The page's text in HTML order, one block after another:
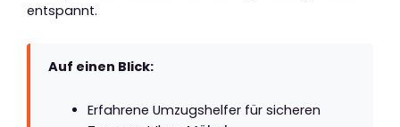
entspannt.
Auf einen Blick:
Erfahrene Umzugshelfer für sicheren